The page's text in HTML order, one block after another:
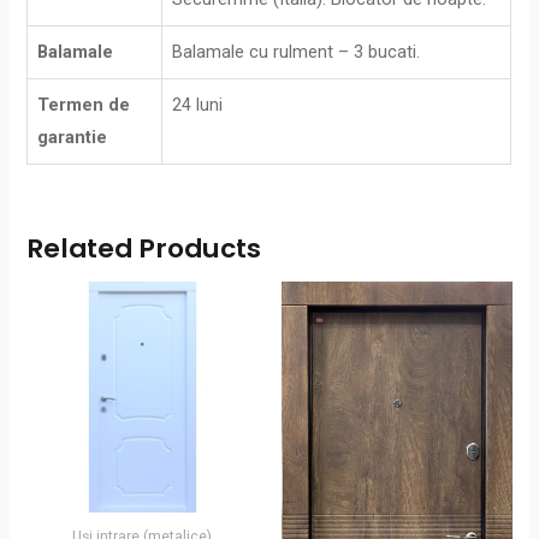
Balamale Balamale cu rulment – 3 bucati.
Termen de
garantie
24 luni
Related Products